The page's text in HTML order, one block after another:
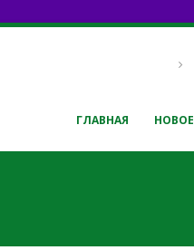
ГЛАВНАЯ НОВОЕ